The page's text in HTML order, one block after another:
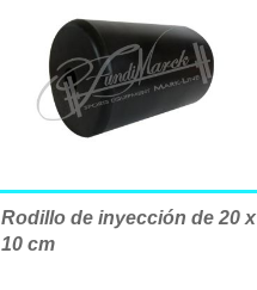
Rodillo de inyección de 20 x
10 cm